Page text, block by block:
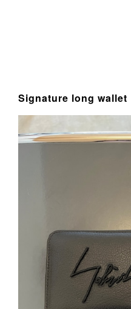
Signature long wallet